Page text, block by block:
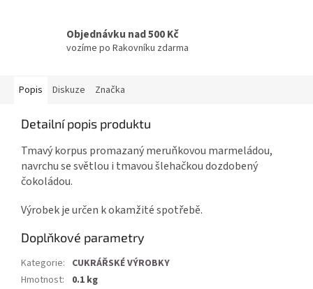
Objednávku nad 500 Kč
vozíme po Rakovníku zdarma
Popis Diskuze Značka
Detailní popis produktu
Tmavý korpus promazaný meruňkovou marmeládou,
navrchu se světlou i tmavou šlehačkou dozdobený
čokoládou.
Výrobek je určen k okamžité spotřebě.
Doplňkové parametry
Kategorie: CUKRÁŘSKÉ VÝROBKY
Hmotnost:
0.1 kg